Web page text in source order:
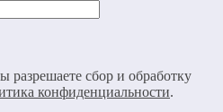
разрешаете сбор и обработку
конфиденциальности.